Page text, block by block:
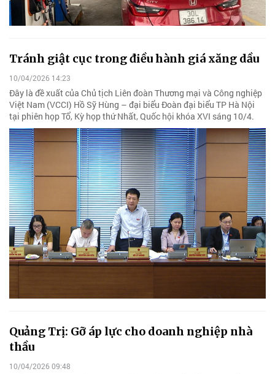
Tránh giật cục trong điều hành giá xăng dầu
10/04/2026 14:23
Đây là đề xuất của Chủ tịch Liên đoàn Thương mại và Công nghiệp
Việt Nam (VCCI) Hồ Sỹ Hùng – đại biểu Đoàn đại biểu TP Hà Nội
tại phiên họp Tổ, Kỳ họp thứ Nhất, Quốc hội khóa XVI sáng 10/4.
Quảng Trị: Gỡ áp lực cho doanh nghiệp nhà
thầu
10/04/2026 09:48